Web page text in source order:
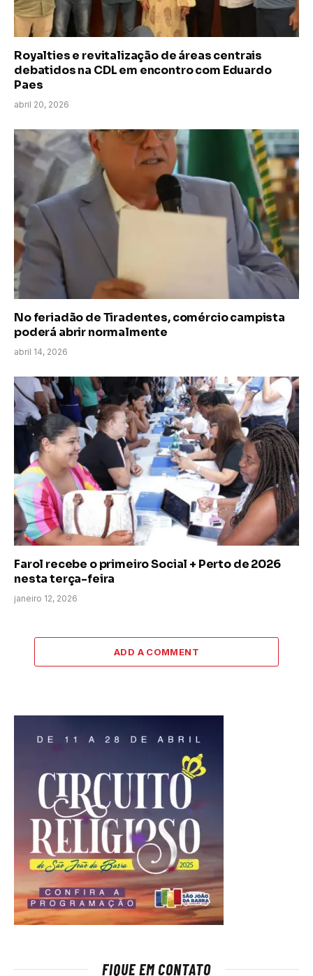
Royalties e revitalização de áreas centrais
debatidos na CDL em encontro com Eduardo
Paes
abril 20, 2026
No feriadão de Tiradentes, comércio campista
poderá abrir normalmente
abril 14, 2026
Farol recebe o primeiro Social + Perto de 2026
nesta terça-feira
janeiro 12, 2026
ADD A COMMENT
FIQUE EM CONTATO